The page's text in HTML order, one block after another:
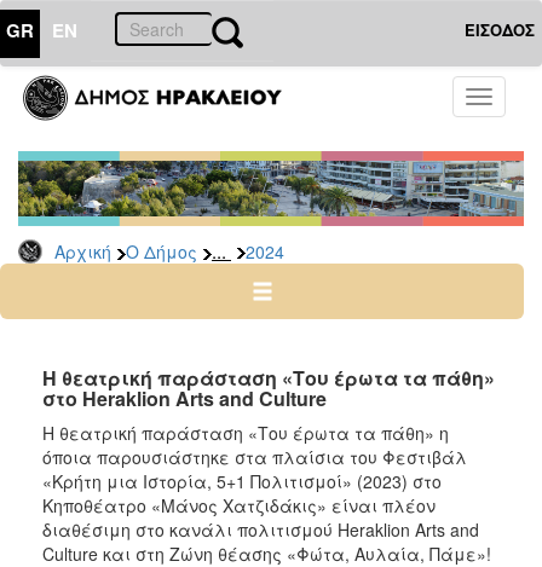
GR EN ΕΙΣΟΔΟΣ
Toggle
Αρχική Ο Δήμος ... 2024
ΔΗΜΟΣ
Δελτία
Τύπου
Αρχείο
2026
2024
2022
2021
2020
2019
2018
Η θεατρική παράσταση «Του έρωτα τα πάθη»
στο Heraklion Arts and Culture
Η θεατρική παράσταση «Του έρωτα τα πάθη» η
όποια παρουσιάστηκε στα πλαίσια του Φεστιβάλ
«Κρήτη μια Ιστορία, 5+1 Πολιτισμοί» (2023) στο
Κηποθέατρο «Μάνος Χατζιδάκις» είναι πλέον
διαθέσιμη στο κανάλι πολιτισμού Heraklion Arts and
Culture και στη Ζώνη θέασης «Φώτα, Αυλαία, Πάμε»!